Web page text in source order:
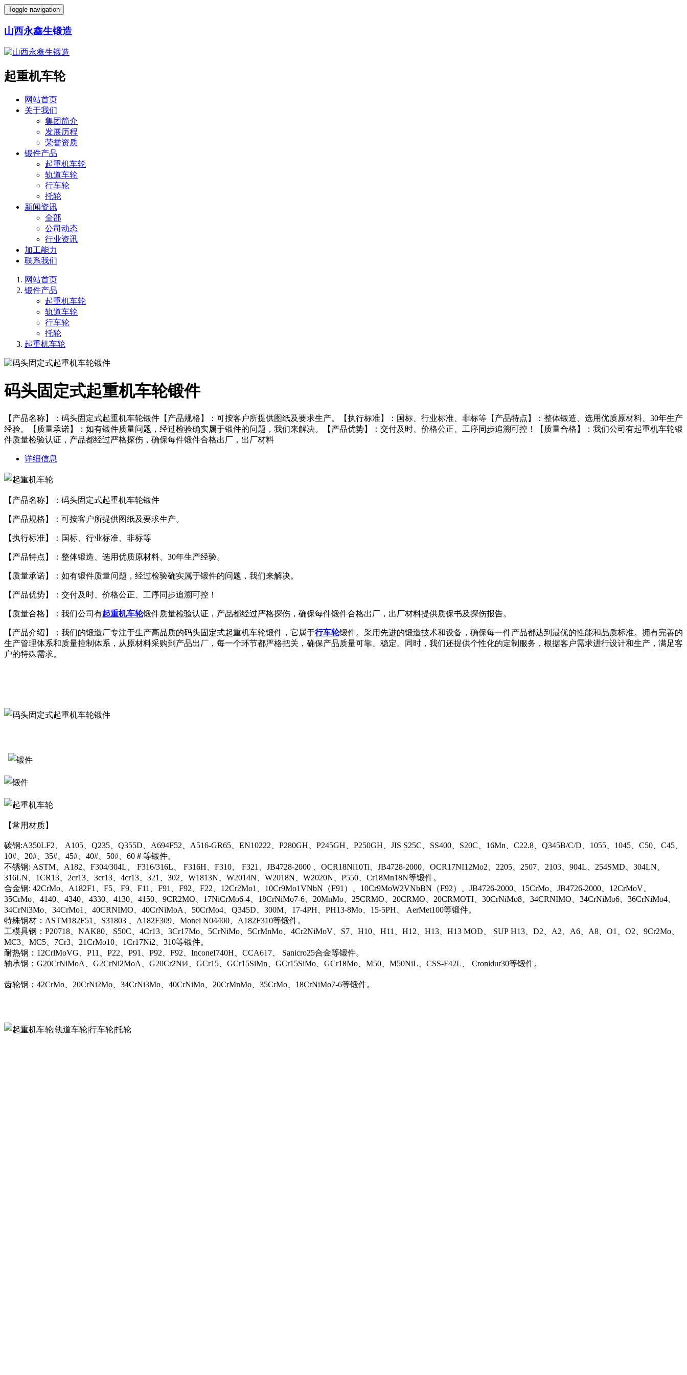
Toggle navigation
山西永鑫生锻造
起重机车轮
网站首页
关于我们
集团简介
发展历程
荣誉资质
锻件产品
起重机车轮
轨道车轮
行车轮
托轮
新闻资讯
全部
公司动态
行业资讯
加工能力
联系我们
网站首页
锻件产品
起重机车轮
轨道车轮
行车轮
托轮
起重机车轮
码头固定式起重机车轮锻件
【产品名称】：码头固定式起重机车轮锻件【产品规格】：可按客户所提供图纸及要求生产。【执行标准】：国标、行业标准、非标等【产品特点】：整体锻造、选用优质原材料、30年生产
经验。【质量承诺】：如有锻件质量问题，经过检验确实属于锻件的问题，我们来解决。【产品优势】：交付及时、价格公正、工序同步追溯可控！【质量合格】：我们公司有起重机车轮锻
件质量检验认证，产品都经过严格探伤，确保每件锻件合格出厂，出厂材料
详细信息
【产品名称】：码头固定式起重机车轮锻件
【产品规格】：可按客户所提供图纸及要求生产。
【执行标准】：国标、行业标准、非标等
【产品特点】：整体锻造、选用优质原材料、30年生产经验。
【质量承诺】：如有锻件质量问题，经过检验确实属于锻件的问题，我们来解决。
【产品优势】：交付及时、价格公正、工序同步追溯可控！
【质量合格】：我们公司有起重机车轮锻件质量检验认证，产品都经过严格探伤，确保每件锻件合格出厂，出厂材料提供质保书及探伤报告。
【产品介绍】：我们的锻造厂专注于生产高品质的码头固定式起重机车轮锻件，它属于行车轮锻件。采用先进的锻造技术和设备，确保每一件产品都达到最优的性能和品质标准。拥有完善的
生产管理体系和质量控制体系，从原材料采购到产品出厂，每一个环节都严格把关，确保产品质量可靠、稳定。同时，我们还提供个性化的定制服务，根据客户需求进行设计和生产，满足客
户的特殊需求。
【常用材质】
碳钢:A350LF2、 A105、Q235、Q355D、A694F52、A516-GR65、EN10222、P280GH、P245GH、P250GH、JIS S25C、SS400、S20C、16Mn、C22.8、Q345B/C/D、1055、1045、C50、C45、
10#、20#、35#、45#、40#、50#、60＃等锻件。
不锈钢: ASTM、A182、F304/304L、 F316/316L、 F316H、F310、 F321、JB4728-2000 、OCR18Ni10Ti、JB4728-2000、OCR17NI12Mo2、2205、2507、2103、904L、254SMD、304LN、
316LN、1CR13、2cr13、3cr13、4cr13、321、302、W1813N、W2014N、W2018N、W2020N、P550、Cr18Mn18N等锻件。
合金钢: 42CrMo、A182F1、F5、F9、F11、F91、F92、F22、12Cr2Mo1、10Cr9Mo1VNbN（F91）、10Cr9MoW2VNbBN（F92）、JB4726-2000、15CrMo、JB4726-2000、12CrMoV、
35CrMo、4140、4340、4330、4130、4150、9CR2MO、17NiCrMo6-4、18CrNiMo7-6、20MnMo、25CRMO、20CRMO、20CRMOTI、30CrNiMo8、34CRNIMO、34CrNiMo6、36CrNiMo4、
34CrNi3Mo、34CrMo1、40CRNIMO、40CrNiMoA、50CrMo4、Q345D、300M、17-4PH、PH13-8Mo、15-5PH、 AerMet100等锻件。
特殊钢材：ASTM182F51、S31803 、A182F309、Monel N04400、A182F310等锻件。
工模具钢：P20718、NAK80、S50C、4Cr13、3Cr17Mo、5CrNiMo、5CrMnMo、4Cr2NiMoV、S7、H10、H11、H12、H13、H13 MOD、 SUP H13、D2、A2、A6、A8、O1、O2、9Cr2Mo、
MC3、MC5、7Cr3、21CrMo10、1Cr17Ni2、310等锻件。
耐热钢：12CrlMoVG、P11、P22、P91、P92、F92、InconeI740H、CCA617、 Sanicro25合金等锻件。
轴承钢：G20CrNiMoA、G2CrNi2MoA、G20Cr2Ni4、GCr15、GCr15SiMn、GCr15SiMo、GCr18Mo、M50、M50NiL、CSS-F42L、 Cronidur30等锻件。
齿轮钢：42CrMo、20CrNi2Mo、34CrNi3Mo、40CrNiMo、20CrMnMo、35CrMo、18CrNiMo7-6等锻件。